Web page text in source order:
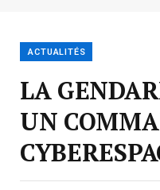
ACTUALITÉS
LA
UN